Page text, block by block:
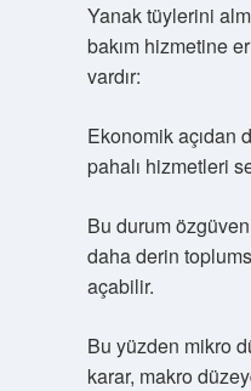
Yanak tüylerini
bakım hizmetine
vardır:
Ekonomik açıdan
pahalı hizmetleri
Bu durum
daha derin
açabilir.
Bu yüzden mikro
karar, makro